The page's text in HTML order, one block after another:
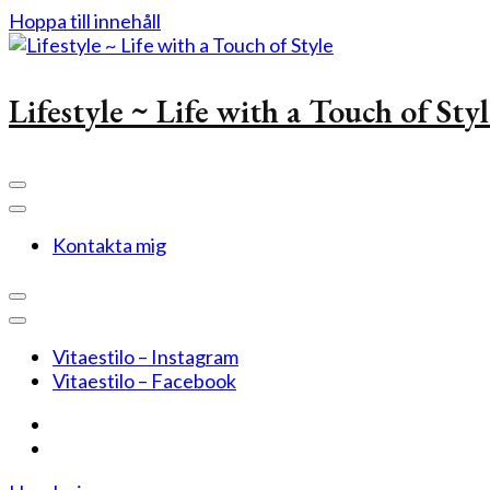
Hoppa till innehåll
Lifestyle ~ Life with a Touch of
Kontakta mig
Vitaestilo – Instagram
Vitaestilo – Facebook